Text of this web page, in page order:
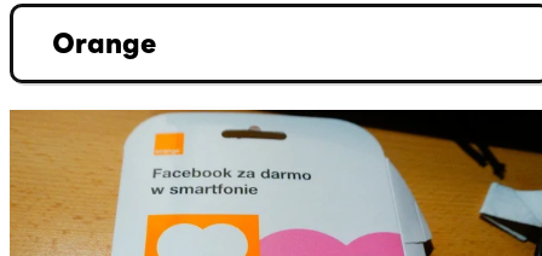
Orange